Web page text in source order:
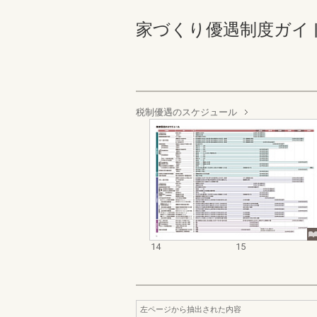
家づくり優遇制度ガイ
税制優遇のスケジュール
14 15
左ページから抽出された内容